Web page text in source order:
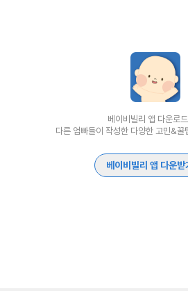
베이비빌리 앱 다운로
다른 엄빠들이 작성한 다양한 고민&꿀
베이비빌리 앱 다운받